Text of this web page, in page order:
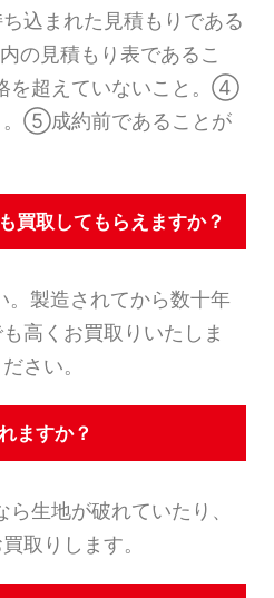
まれた見積もりである
の見積もり表であるこ
を超えていないこと。④
。⑤成約前であることが
取してもらえますか？
製造されてから数十年
高くお買取りいたしま
さい。
ますか？
生地が破れていたり、
取りします。